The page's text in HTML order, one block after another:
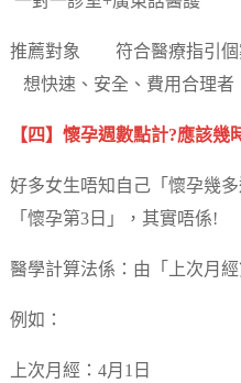
推薦對象 符合醫療指
想快速、安全、費用合理者
【四】懷孕週數點計?應該幾
好多女生唔知自己「懷孕幾
「懷孕第3日」，其實唔係!
醫學計算法係：由「上次月
例如：
上次月經：4月1日